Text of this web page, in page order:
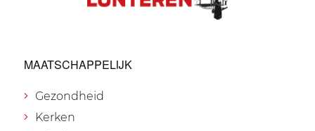
MAATSCHAPPELIJK
Gezondheid
Kerken